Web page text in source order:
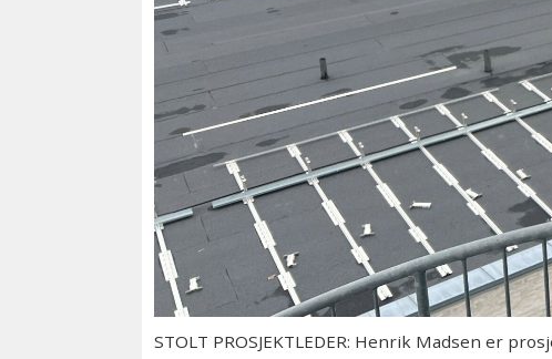
STOLT PROSJEKTLEDER: Henrik Madsen er